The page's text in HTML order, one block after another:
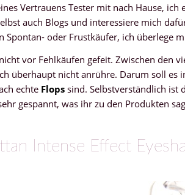
Vertrauens Tester mit nach Hause,
auch Blogs und interessiere mich
Spontan- oder Frustkäufer, ich überlege
vor Fehlkäufen gefeit. Zwischen den
überhaupt nicht anrühre. Darum soll es
echte Flops sind. Selbstverständlich ist
gespannt, was ihr zu den Produkten
Intense Effect